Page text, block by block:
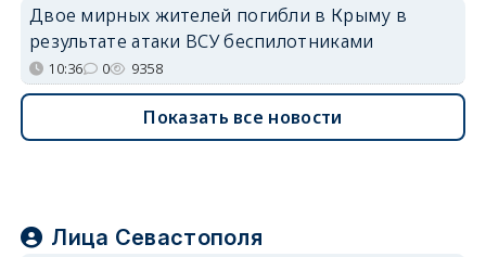
Двое мирных жителей погибли в Крыму в
результате атаки ВСУ беспилотниками
10:36 0 9358
Показать все новости
Лица Севастополя